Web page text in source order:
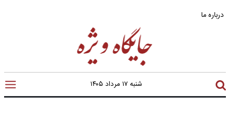
درباره ما
شنبه ۱۷ مرداد ۱۴۰۵